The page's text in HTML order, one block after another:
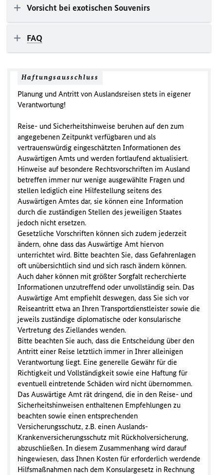
Vorsicht bei exotischen Souvenirs
FAQ
Haftungsausschluss
Planung und Antritt von Auslandsreisen stets in eigener
Verantwortung!
Reise- und Sicherheitshinweise beruhen auf den zum
angegebenen Zeitpunkt verfügbaren und als
vertrauenswürdig eingeschätzten Informationen des
Auswärtigen Amts und werden fortlaufend aktualisiert.
Hinweise auf besondere Rechtsvorschriften im Ausland
betreffen immer nur wenige ausgewählte Fragen und
stellen lediglich eine Hilfestellung seitens des
Auswärtigen Amtes dar, sie können eine Information
durch die zuständigen Stellen des jeweiligen Staates
jedoch nicht ersetzen.
Gesetzliche Vorschriften können sich zudem jederzeit
ändern, ohne dass das Auswärtige Amt hiervon
unterrichtet wird. Bitte beachten Sie, dass Gefahrenlagen
oft unübersichtlich sind und sich rasch ändern können.
Auch daher können mit größter Sorgfalt recherchierte
Informationen unzutreffend oder unvollständig sein. Das
Auswärtige Amt empfiehlt deswegen, dass Sie sich vor
Reiseantritt etwa an Ihren Transportdienstleister sowie die
jeweils zuständige diplomatische oder konsularische
Vertretung des Ziellandes wenden.
Bitte beachten Sie auch, dass die Entscheidung über den
Antritt einer Reise letztlich immer in Ihrer alleinigen
Verantwortung liegt. Eine generelle Gewähr für die
Richtigkeit und Vollständigkeit sowie eine Haftung für
eventuell eintretende Schäden wird nicht übernommen.
Das Auswärtige Amt rät dringend, die in den Reise- und
Sicherheitshinweisen enthaltenen Empfehlungen zu
beachten sowie einen entsprechenden
Versicherungsschutz, z.B. einen Auslands-
Krankenversicherungsschutz mit Rückholversicherung,
abzuschließen. In diesem Zusammenhang wird darauf
hingewiesen, dass Ihnen Kosten für erforderlich werdende
Hilfsmaßnahmen nach dem Konsulargesetz in Rechnung